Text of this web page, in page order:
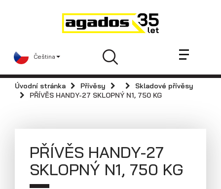
Čeština
Novinky a články
Prodejci
Kontakt
Videa
Náhradní díly
Servis
Skladové přívěsy
Praktické informace
AGA KIT
Úvodní stránka Přívěsy
Skladové přívěsy
PŘÍVĚS HANDY-27 SKLOPNÝ N1, 750 KG
PŘÍVĚS HANDY-27
SKLOPNÝ N1, 750 KG